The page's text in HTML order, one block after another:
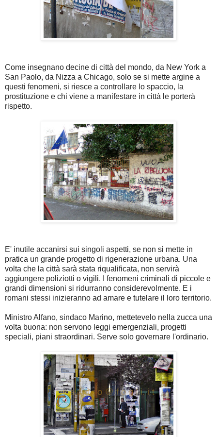
Come insegnano decine di città del mondo, da New York a
San Paolo, da Nizza a Chicago, solo se si mette argine a
questi fenomeni, si riesce a controllare lo spaccio, la
prostituzione e chi viene a manifestare in città le porterà
rispetto.
E' inutile accanirsi sui singoli aspetti, se non si mette in
pratica un grande progetto di rigenerazione urbana. Una
volta che la città sarà stata riqualificata, non servirà
aggiungere poliziotti o vigili. I fenomeni criminali di piccole e
grandi dimensioni si ridurranno considerevolmente. E i
romani stessi inizieranno ad amare e tutelare il loro territorio.
Ministro Alfano, sindaco Marino, mettetevelo nella zucca una
volta buona: non servono leggi emergenziali, progetti
speciali, piani straordinari. Serve solo governare l'ordinario.